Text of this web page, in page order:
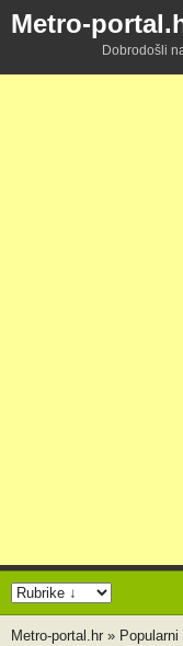
Metro-
Dobrodošli
Metro-portal.hr » Popularni